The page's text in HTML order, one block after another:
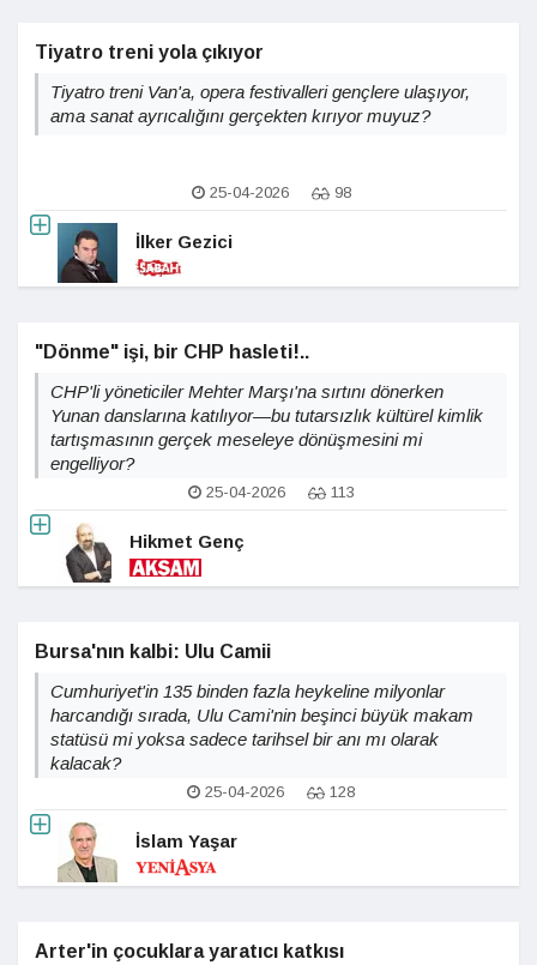
Tiyatro treni yola çıkıyor
Tiyatro treni Van'a, opera festivalleri gençlere ulaşıyor,
ama sanat ayrıcalığını gerçekten kırıyor muyuz?
25-04-2026 98
İlker Gezici
"Dönme" işi, bir CHP hasleti!..
CHP'li yöneticiler Mehter Marşı'na sırtını dönerken
Yunan danslarına katılıyor—bu tutarsızlık kültürel kimlik
tartışmasının gerçek meseleye dönüşmesini mi
engelliyor?
25-04-2026 113
Hikmet Genç
Bursa'nın kalbi: Ulu Camii
Cumhuriyet'in 135 binden fazla heykeline milyonlar
harcandığı sırada, Ulu Cami'nin beşinci büyük makam
statüsü mi yoksa sadece tarihsel bir anı mı olarak
kalacak?
25-04-2026 128
İslam Yaşar
Arter'in çocuklara yaratıcı katkısı